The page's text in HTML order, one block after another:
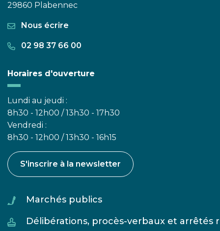
29860 Plabennec
Nous écrire
02 98 37 66 00
Horaires d'ouverture
Lundi au jeudi :
8h30 - 12h00 / 13h30 - 17h30
Vendredi :
8h30 - 12h00 / 13h30 - 16h15
S'inscrire à la newsletter
Marchés publics
Délibérations, procès-verbaux et arrêtés